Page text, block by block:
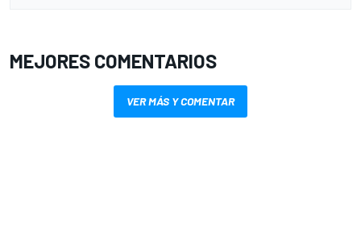
MEJORES COMENTARIOS
VER MÁS Y COMENTAR